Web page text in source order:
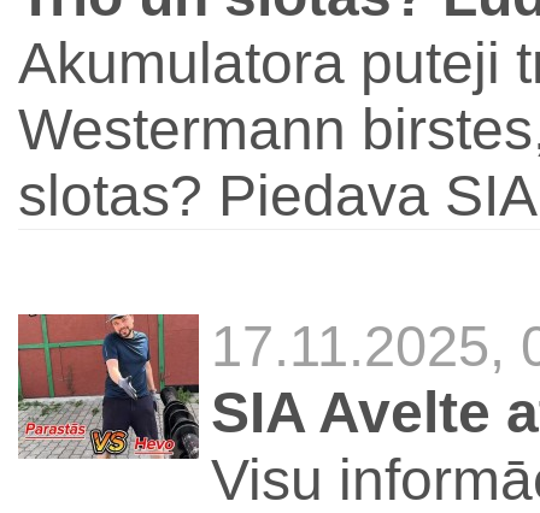
Akumulatora puteji
Westermann
slotas? Piedava
17.11.2025,
SIA Avelte
Visu